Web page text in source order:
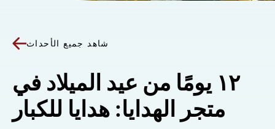
شاهد جميع الأحداث
١٢ يومًا من عيد الميلاد في
متجر الهدايا: هدايا للكبار